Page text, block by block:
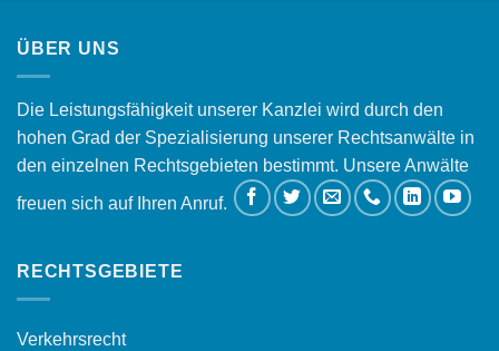
ÜBER UNS
Die Leistungsfähigkeit unserer Kanzlei wird durch den
hohen Grad der Spezialisierung unserer Rechtsanwälte in
den einzelnen Rechtsgebieten bestimmt. Unsere Anwälte
freuen sich auf Ihren Anruf.
RECHTSGEBIETE
Verkehrsrecht